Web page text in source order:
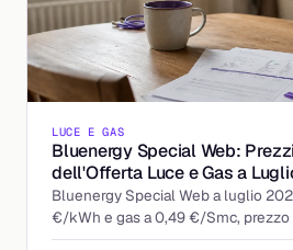
LUCE E GAS
Bluenergy Special Web:
dell'Offerta Luce e Gas a
Bluenergy Special Web a luglio
€/kWh e gas a 0,49 €/Smc, prezzo
quota fissa 9 €/mese. Ecco a chi